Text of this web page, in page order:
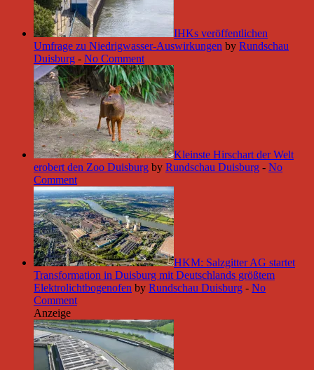
IHKs veröffentlichen
Umfrage zu Niedrigwasser-Auswirkungen by Rundschau
Duisburg - No Comment
Kleinste Hirschart der Welt
erobert den Zoo Duisburg by Rundschau Duisburg - No
Comment
HKM: Salzgitter AG startet
Transformation in Duisburg mit Deutschlands größtem
Elektrolichtbogenofen by Rundschau Duisburg - No
Comment
Anzeige